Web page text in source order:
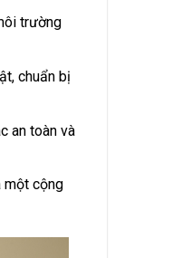
trường
chuẩn bị
an toàn và
một cộng